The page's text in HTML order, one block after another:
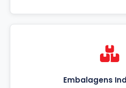
Embalagens